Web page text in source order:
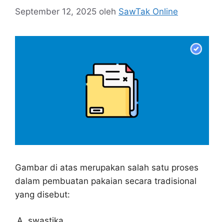
September 12, 2025 oleh SawTak Online
Gambar di atas merupakan salah satu proses
dalam pembuatan pakaian secara tradisional
yang disebut: